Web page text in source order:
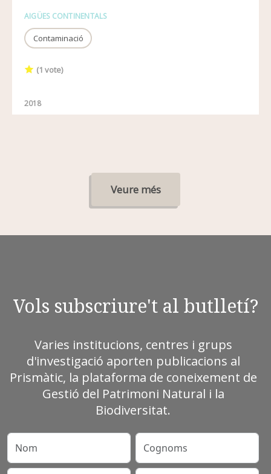
AIGÜES CONTINENTALS
Contaminació
(1 vote)
2018
Veure més
Vols subscriure't al butlletí?
Varies institucions, centres i grups
d'investigació aporten publicacions al
Prismàtic, la plataforma de coneixement de
Gestió del Patrimoni Natural i la
Biodiversitat.
Nom Cognoms